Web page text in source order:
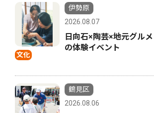
文化
伊勢原
2026.08.07
日向石×陶芸×地元グル
の体験イベント
鶴見区
2026.08.06